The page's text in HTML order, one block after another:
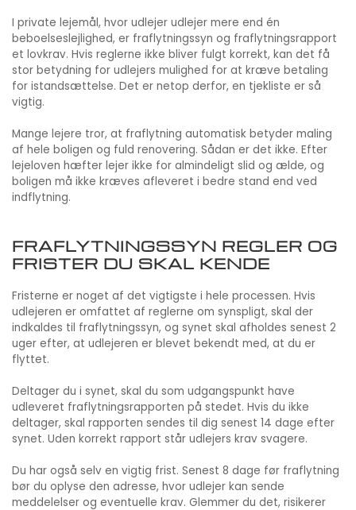
I private lejemål, hvor udlejer udlejer mere end én
beboelseslejlighed, er fraflytningssyn og fraflytningsrapport
et lovkrav. Hvis reglerne ikke bliver fulgt korrekt, kan det få
stor betydning for udlejers mulighed for at kræve betaling
for istandsættelse. Det er netop derfor, en tjekliste er så
vigtig.
Mange lejere tror, at fraflytning automatisk betyder maling
af hele boligen og fuld renovering. Sådan er det ikke. Efter
lejeloven hæfter lejer ikke for almindeligt slid og ælde, og
boligen må ikke kræves afleveret i bedre stand end ved
indflytning.
FRAFLYTNINGSSYN REGLER OG
FRISTER DU SKAL KENDE
Fristerne er noget af det vigtigste i hele processen. Hvis
udlejeren er omfattet af reglerne om synspligt, skal der
indkaldes til fraflytningssyn, og synet skal afholdes senest 2
uger efter, at udlejeren er blevet bekendt med, at du er
flyttet.
Deltager du i synet, skal du som udgangspunkt have
udleveret fraflytningsrapporten på stedet. Hvis du ikke
deltager, skal rapporten sendes til dig senest 14 dage efter
synet. Uden korrekt rapport står udlejers krav svagere.
Du har også selv en vigtig frist. Senest 8 dage før fraflytning
bør du oplyse den adresse, hvor udlejer kan sende
meddelelser og eventuelle krav. Glemmer du det, risikerer